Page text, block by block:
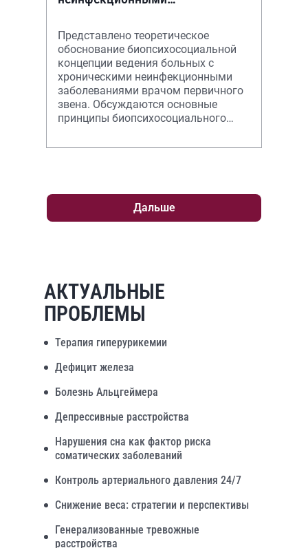
звене здравоохранения
Представлено теоретическое
обоснование биопсихосоциальной
концепции ведения больных с
хроническими неинфекционными
заболеваниями врачом первичного
звена. Обсуждаются основные
принципы биопсихосоциального
применение в клиническо
Дальше
АКТУАЛЬНЫЕ
ПРОБЛЕМЫ
Терапия гиперурикемии
Дефицит железа
Болезнь Альцгеймера
Депрессивные расстройства
Нарушения сна как фактор риска
соматических заболеваний
Контроль артериального давления 24/7
Снижение веса: стратегии и перспективы
Генерализованные тревожные
расстройства